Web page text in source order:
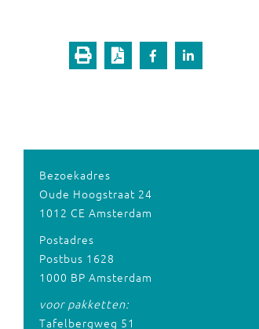
Bezoekadres
Oude Hoogstraat 24
1012 CE Amsterdam
Postadres
Postbus 1628
1000 BP Amsterdam
voor pakketten:
Tafelbergweg 51